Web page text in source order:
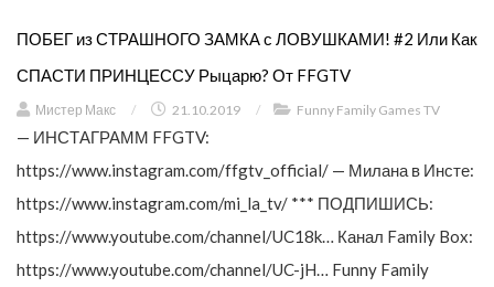
ПОБЕГ из СТРАШНОГО ЗАМКА с ЛОВУШКАМИ! #2 Или Как
СПАСТИ ПРИНЦЕССУ Рыцарю? От FFGTV
Мистер Макс / 21.10.2019 / Funny Family Games TV
— ИНСТАГРАММ FFGTV:
https://www.instagram.com/ffgtv_official/ — Милана в Инсте:
https://www.instagram.com/mi_la_tv/ *** ПОДПИШИСЬ:
https://www.youtube.com/channel/UC18k… Канал Family Box:
https://www.youtube.com/channel/UC-jH… Funny Family